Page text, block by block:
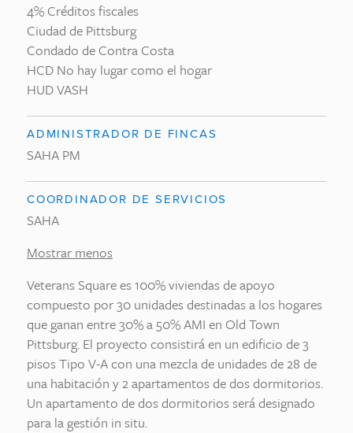
4% Créditos fiscales
Ciudad de Pittsburg
Condado de Contra Costa
HCD No hay lugar como el hogar
HUD VASH
ADMINISTRADOR DE FINCAS
SAHA PM
COORDINADOR DE SERVICIOS
SAHA
Mostrar menos
Veterans Square es 100% viviendas de apoyo
compuesto por 30 unidades destinadas a los hogares
que ganan entre 30% a 50% AMI en Old Town
Pittsburg. El proyecto consistirá en un edificio de 3
pisos Tipo V-A con una mezcla de unidades de 28 de
una habitación y 2 apartamentos de dos dormitorios.
Un apartamento de dos dormitorios será designado
para la gestión in situ.